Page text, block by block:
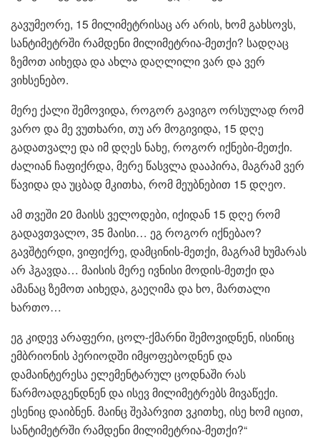
გავუმეორე, 15 მილიმეტრისაც არ არის, ხომ გახსოვს,
სანტიმეტრში რამდენი მილიმეტრია-მეთქი? სადღაც
ზემოთ აიხედა და ახლა დაღლილი ვარ და ვერ
ვიხსენებო.
მერე ქალი შემოვიდა, როგორ გავიგო ორსულად რომ
ვარო და მე ვუთხარი, თუ არ მოგივიდა, 15 დღე
გადათვალე და იმ დღეს ნახე, როგორ იქნები-მეთქი.
ძალიან ჩაფიქრდა, მერე წასვლა დააპირა, მაგრამ ვერ
წავიდა და უცბად მკითხა, რომ მეუბნებით 15 დღეო.
ამ თვეში 20 მაისს ველოდები, იქიდან 15 დღე რომ
გადავთვალო, 35 მაისი… ეგ როგორ იქნებაო?
გავშტერდი, ვიფიქრე, დამცინის-მეთქი, მაგრამ ხუმარას
არ ჰგავდა… მაისის მერე ივნისი მოდის-მეთქი და
ამანაც ზემოთ აიხედა, გაეღიმა და ხო, მართალი
ხართო…
ეგ კიდევ არაფერი, ცოლ-ქმარნი შემოვიდნენ, ისინიც
ემბრიონის პერიოდში იმყოფებოდნენ და
დამაინტერესა ელემენტარულ ცოდნაში რას
წარმოადგენდნენ და ისევ მილიმეტრებს მივაწექი.
ესენიც დაიბნენ. მაინც შეპარვით ვკითხე, ისე ხომ იცით,
სანტიმეტრში რამდენი მილიმეტრია-მეთქი?“